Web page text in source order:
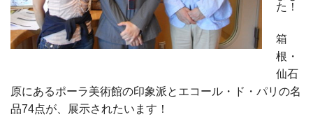
た！
箱
根・
仙石
原にあるポーラ美術館の印象派とエコール・ド・パリの名
品74点が、展示されたいます！